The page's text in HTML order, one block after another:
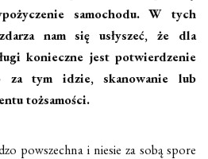
samochodu. W tych
nam się usłyszeć, że dla
konieczne jest potwierdzenie
za tym idzie, skanowanie lub
tożsamości.
powszechna i niesie za sobą spore